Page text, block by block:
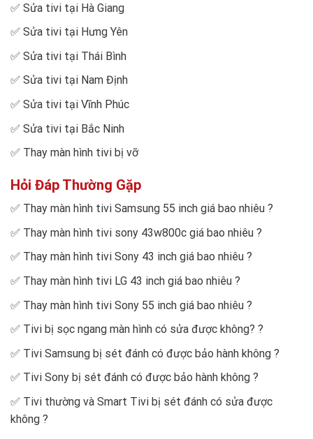
✅ Sửa tivi tại Hà Giang
✅ Sửa tivi tại Hưng Yên
✅ Sửa tivi tại Thái Bình
✅ Sửa tivi tại Nam Định
✅ Sửa tivi tại Vĩnh Phúc
✅ Sửa tivi tại Bắc Ninh
✅ Thay màn hình tivi bị vỡ
Hỏi Đáp Thường Gặp
✅ Thay màn hình tivi Samsung 55 inch giá bao nhiêu ?
✅ Thay màn hình tivi sony 43w800c giá bao nhiêu ?
✅ Thay màn hình tivi Sony 43 inch giá bao nhiêu ?
✅ Thay màn hình tivi LG 43 inch giá bao nhiêu ?
✅ Thay màn hình tivi Sony 55 inch giá bao nhiêu ?
✅ Tivi bị sọc ngang màn hình có sửa được không? ?
✅ Tivi Samsung bị sét đánh có được bảo hành không ?
✅ Tivi Sony bị sét đánh có được bảo hành không ?
✅ Tivi thường và Smart Tivi bị sét đánh có sửa được
không ?